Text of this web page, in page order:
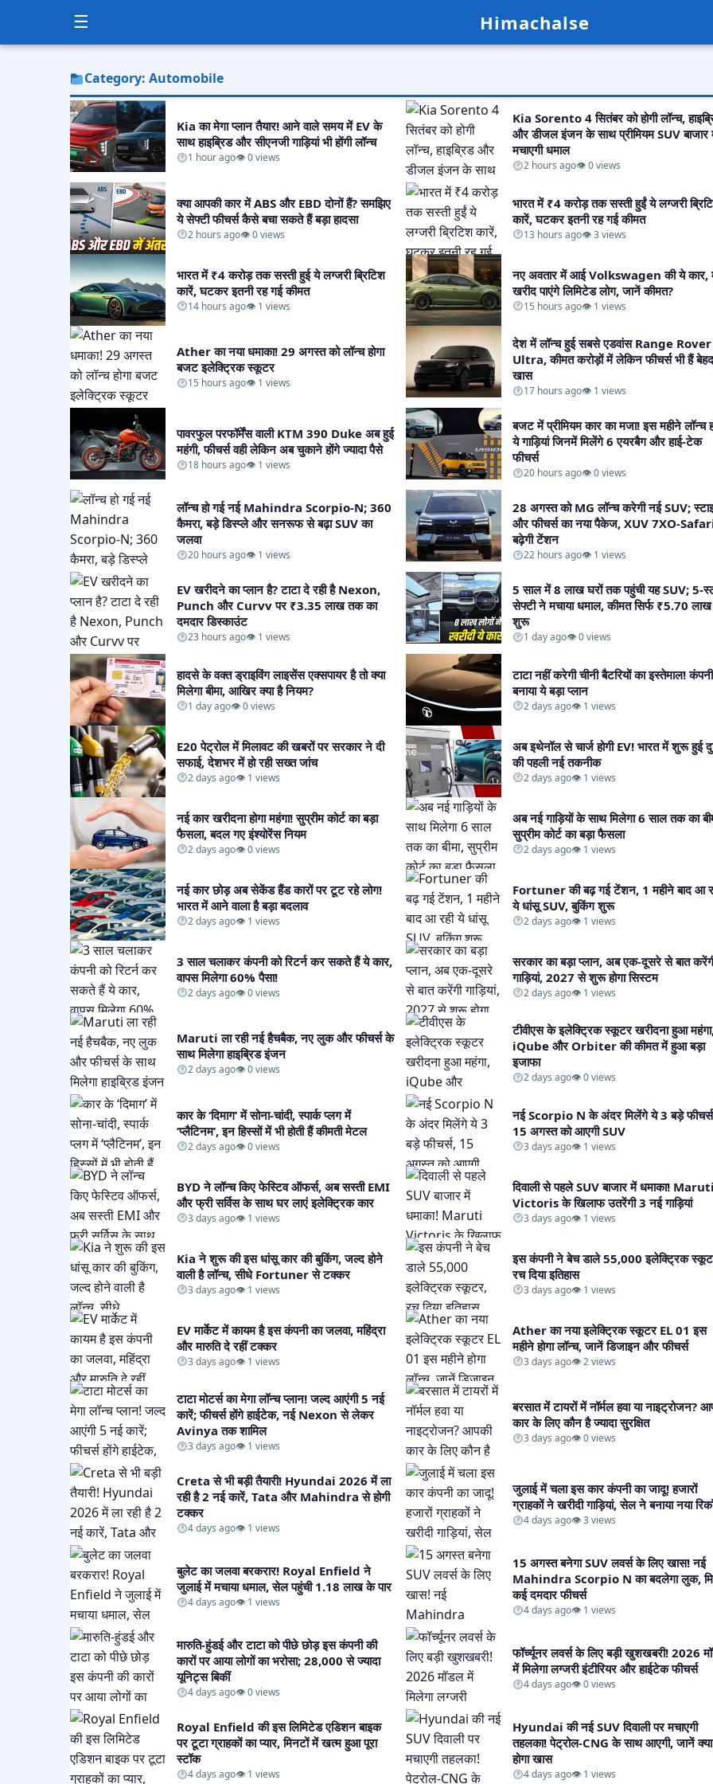
☰ Himachalse
Category: Automobile
Kia का मेगा प्लान तैयार! आने वाले समय में EV के
साथ हाइब्रिड और सीएनजी गाड़ियां भी होंगी लॉन्च​
1 hour ago👁 0 views
Kia Sorento 4 सितंबर को होगी लॉन्च,
और डीजल इंजन के साथ प्रीमियम SUV बाजार
मचाएगी धमाल​
2 hours ago👁 0 views
क्या आपकी कार में ABS और EBD दोनों हैं? समझिए
ये सेफ्टी फीचर्स कैसे बचा सकते हैं बड़ा हादसा​
2 hours ago👁 0 views
भारत में ₹4 करोड़ तक सस्ती हुईं ये लग्जरी
कारें, घटकर इतनी रह गई कीमत​
13 hours ago👁 3 views
भारत में ₹4 करोड़ तक सस्ती हुई ये लग्जरी ब्रिटिश
कारें, घटकर इतनी रह गई कीमत​
14 hours ago👁 1 views
नए अवतार में आई Volkswagen की ये कार,
खरीद पाएंगे लिमिटेड लोग, जानें कीमत?​
15 hours ago👁 1 views
Ather का नया धमाका! 29 अगस्त को लॉन्च होगा
बजट इलेक्ट्रिक स्कूटर​
15 hours ago👁 1 views
देश में लॉन्च हुई सबसे एडवांस Range
Ultra, कीमत करोड़ों में लेकिन फीचर्स भी हैं बेहद
खास​
17 hours ago👁 1 views
पावरफुल परफॉर्मेंस वाली KTM 390 Duke अब हुई
महंगी, फीचर्स वही लेकिन अब चुकाने होंगे ज्यादा पैसे​
18 hours ago👁 1 views
बजट में प्रीमियम कार का मजा! इस महीने लॉन्च
ये गाड़ियां जिनमें मिलेंगे 6 एयरबैग और हाई-टेक
फीचर्स​
20 hours ago👁 0 views
लॉन्च हो गई नई Mahindra Scorpio-N; 360
कैमरा, बड़े डिस्प्ले और सनरूफ से बढ़ा SUV का
जलवा​
20 hours ago👁 1 views
28 अगस्त को MG लॉन्च करेगी नई SUV;
और फीचर्स का नया पैकेज, XUV 7XO-
बढ़ेगी टेंशन​
22 hours ago👁 1 views
EV खरीदने का प्लान है? टाटा दे रही है Nexon,
Punch और Curvv पर ₹3.35 लाख तक का
दमदार डिस्काउंट​
23 hours ago👁 1 views
5 साल में 8 लाख घरों तक पहुंची यह SUV; 5-
सेफ्टी ने मचाया धमाल, कीमत सिर्फ ₹5.70
शुरू​
1 day ago👁 0 views
हादसे के वक्त ड्राइविंग लाइसेंस एक्सपायर है तो क्या
मिलेगा बीमा, आखिर क्या है नियम?​
1 day ago👁 0 views
टाटा नहीं करेगी चीनी बैटरियों का इस्तेमाल!
बनाया ये बड़ा प्लान​
2 days ago👁 1 views
E20 पेट्रोल में मिलावट की खबरों पर सरकार ने दी
सफाई, देशभर में हो रही सख्त जांच​
2 days ago👁 1 views
अब इथेनॉल से चार्ज होगी EV! भारत में शुरू हुई
की पहली नई तकनीक​
2 days ago👁 1 views
नई कार खरीदना होगा महंगा! सुप्रीम कोर्ट का बड़ा
फैसला, बदल गए इंश्योरेंस नियम​
2 days ago👁 0 views
अब नई गाड़ियों के साथ मिलेगा 6 साल तक का
सुप्रीम कोर्ट का बड़ा फैसला​
2 days ago👁 1 views
नई कार छोड़ अब सेकेंड हैंड कारों पर टूट रहे लोग!
भारत में आने वाला है बड़ा बदलाव​
2 days ago👁 1 views
Fortuner की बढ़ गई टेंशन, 1 महीने बाद आ
ये धांसू SUV, बुकिंग शुरू​
2 days ago👁 1 views
3 साल चलाकर कंपनी को रिटर्न कर सकते हैं ये कार,
वापस मिलेगा 60% पैसा!​
2 days ago👁 0 views
सरकार का बड़ा प्लान, अब एक-दूसरे से बात
गाड़ियां, 2027 से शुरू होगा सिस्टम​
2 days ago👁 1 views
Maruti ला रही नई हैचबैक, नए लुक और फीचर्स के
साथ मिलेगा हाइब्रिड इंजन​
2 days ago👁 0 views
टीवीएस के इलेक्ट्रिक स्कूटर खरीदना हुआ
iQube और Orbiter की कीमत में हुआ बड़ा
इजाफा​
2 days ago👁 0 views
कार के ‘दिमाग’ में सोना-चांदी, स्पार्क प्लग में
‘प्लैटिनम’, इन हिस्सों में भी होती हैं कीमती मेटल​
2 days ago👁 0 views
नई Scorpio N के अंदर मिलेंगे ये 3 बड़े
15 अगस्त को आएगी SUV​
3 days ago👁 1 views
BYD ने लॉन्च किए फेस्टिव ऑफर्स, अब सस्ती EMI
और फ्री सर्विस के साथ घर लाएं इलेक्ट्रिक कार​
3 days ago👁 1 views
दिवाली से पहले SUV बाजार में धमाका! Maruti
Victoris के खिलाफ उतरेंगी 3 नई गाड़ियां​
3 days ago👁 1 views
Kia ने शुरू की इस धांसू कार की बुकिंग, जल्द होने
वाली है लॉन्च, सीधे Fortuner से टक्कर​
3 days ago👁 1 views
इस कंपनी ने बेच डाले 55,000 इलेक्ट्रिक
रच दिया इतिहास​
3 days ago👁 1 views
EV मार्केट में कायम है इस कंपनी का जलवा, महिंद्रा
और मारुति दे रहीं टक्कर​
3 days ago👁 1 views
Ather का नया इलेक्ट्रिक स्कूटर EL 01 इस
महीने होगा लॉन्च, जानें डिजाइन और फीचर्स​
3 days ago👁 2 views
टाटा मोटर्स का मेगा लॉन्च प्लान! जल्द आएंगी 5 नई
कारें; फीचर्स होंगे हाईटेक, नई Nexon से लेकर
Avinya तक शामिल​
3 days ago👁 1 views
बरसात में टायरों में नॉर्मल हवा या नाइट्रोजन?
कार के लिए कौन है ज्यादा सुरक्षित​
3 days ago👁 0 views
Creta से भी बड़ी तैयारी! Hyundai 2026 में ला
रही है 2 नई कारें, Tata और Mahindra से होगी
टक्कर​
4 days ago👁 1 views
जुलाई में चला इस कार कंपनी का जादू! हजारों
ग्राहकों ने खरीदी गाड़ियां, सेल ने बनाया नया
4 days ago👁 3 views
बुलेट का जलवा बरकरार! Royal Enfield ने
जुलाई में मचाया धमाल, सेल पहुंची 1.18 लाख के पार​
4 days ago👁 1 views
15 अगस्त बनेगा SUV लवर्स के लिए खास! नई
Mahindra Scorpio N का बदलेगा लुक,
कई दमदार फीचर्स​
4 days ago👁 1 views
मारुति-हुंडई और टाटा को पीछे छोड़ इस कंपनी की
कारों पर आया लोगों का भरोसा; 28,000 से ज्यादा
यूनिट्स बिकीं​
4 days ago👁 0 views
फॉर्च्यूनर लवर्स के लिए बड़ी खुशखबरी! 2026
में मिलेगा लग्जरी इंटीरियर और हाईटेक फीचर्स​
4 days ago👁 0 views
Royal Enfield की इस लिमिटेड एडिशन बाइक
पर टूटा ग्राहकों का प्यार, मिनटों में खत्म हुआ पूरा
स्टॉक​
4 days ago👁 1 views
Hyundai की नई SUV दिवाली पर मचाएगी
तहलका! पेट्रोल-CNG के साथ आएगी, जानें क्या
होगा खास​
4 days ago👁 1 views